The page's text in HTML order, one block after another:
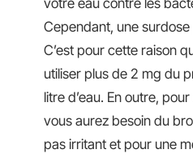
Cependant, une
C’est pour cette raison
utiliser plus de 2 mg du
litre d’eau. En outre,
vous aurez besoin du
pas irritant et pour une